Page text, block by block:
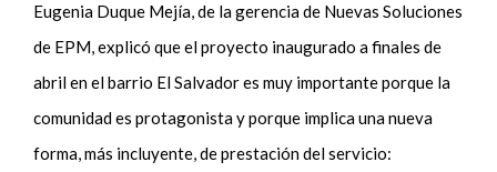
Eugenia Duque Mejía, de la gerencia de Nuevas Soluciones
de EPM, explicó que el proyecto inaugurado a finales de
abril en el barrio El Salvador es muy importante porque la
comunidad es protagonista y porque implica una nueva
forma, más incluyente, de prestación del servicio: